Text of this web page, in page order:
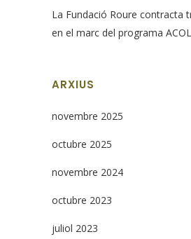
La Fundació Roure contracta
en el marc del programa ACOL
ARXIUS
novembre 2025
octubre 2025
novembre 2024
octubre 2023
juliol 2023